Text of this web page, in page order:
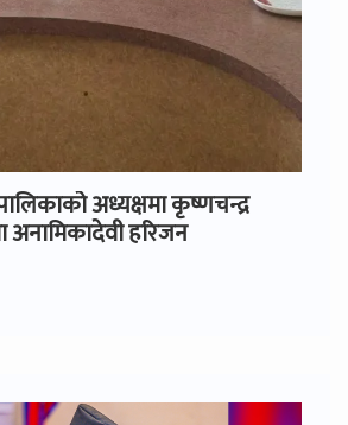
अध्यक्षमा कृष्णचन्द्र
अनामिकादेवी हरिजन